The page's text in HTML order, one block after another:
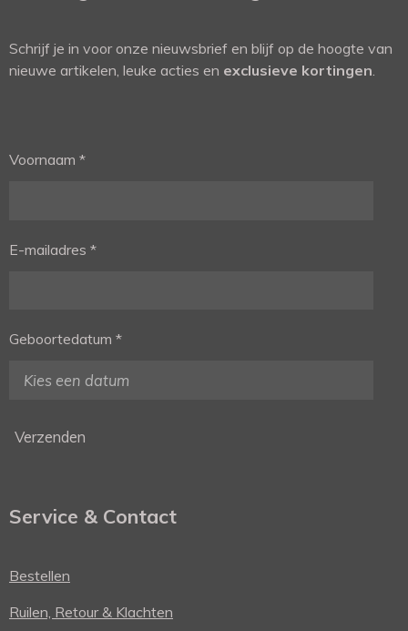
Schrijf je in voor onze nieuwsbrief en blijf op de hoogte van
nieuwe artikelen, leuke acties en exclusieve kortingen
Voornaam *
E-mailadres *
Geboortedatum *
Verzenden
Service & Contact
Bestellen
Ruilen, Retour & Klachten